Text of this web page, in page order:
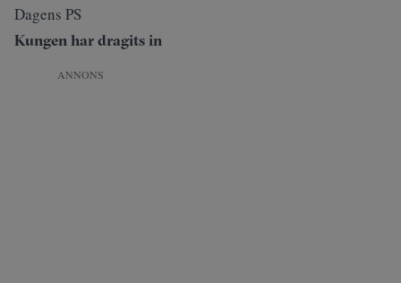
Dagens PS
Kungen har dragits in
ANNONS